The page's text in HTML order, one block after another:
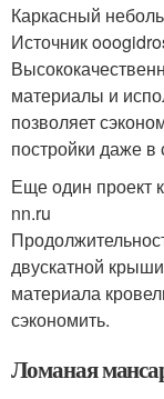
Каркасный
Источник
материалы и
позволяет
постройки даже
Еще один проект
nn.ru
двускатной
материала
сэкономить.
Ломаная